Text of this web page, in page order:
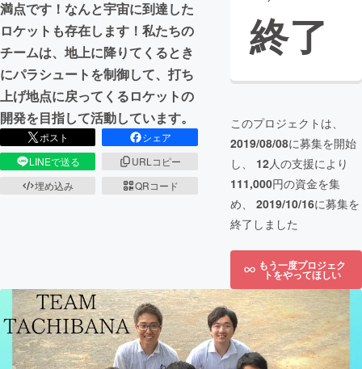
満点です！なんと宇宙に到達した
ロケットも存在します！私たちの
チームは、地上に降りてくるとき
にパラシュートを制御して、打ち
上げ地点に戻ってくるロケットの
開発を目指して活動しています。
ポスト
シェア
LINEで送る
URLコピー
埋め込み
QRコード
終了
このプロジェクトは、
2019/08/08に募集を開始
し、 12人の支援により
111,000円の資金を集
め、 2019/10/16に募集を
終了しました
もう一度プロジェク
トをやってほしい